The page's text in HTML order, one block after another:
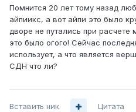
Помнится 20 лет тому назад
айпиикс, а вот айпи это было
дворе не путались при расчете
это было огого! Сейчас
использует, а что является
СДН что ли?
Вставить ник Цитата